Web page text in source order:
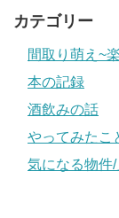
カテゴリー
間取り萌え~
本の記録
酒飲みの話
やってみたこ
気になる物件